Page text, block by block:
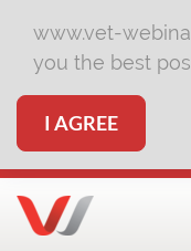
www.vet-
you the best
I AGREE